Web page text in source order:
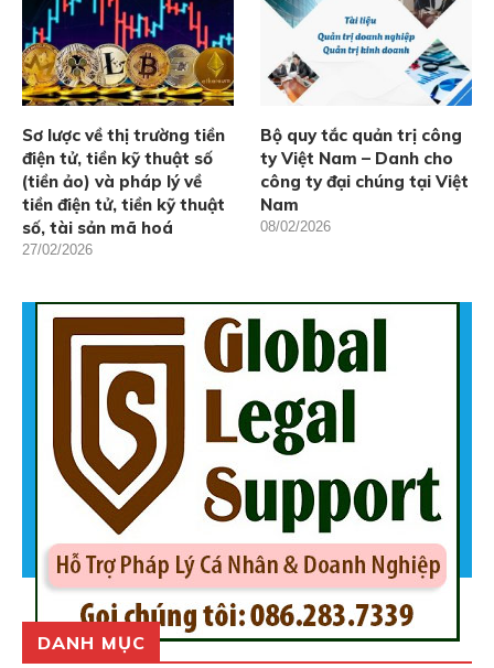
Sơ lược về thị trường tiền
điện tử, tiền kỹ thuật số
(tiền ảo) và pháp lý về
tiền điện tử, tiền kỹ thuật
số, tài sản mã hoá
27/02/2026
Bộ quy tắc quản trị công
ty Việt Nam – Danh cho
công ty đại chúng tại Việt
Nam
08/02/2026
DANH MỤC